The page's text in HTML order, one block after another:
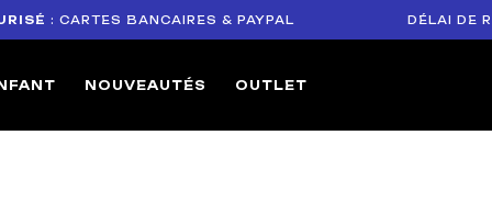
BANCAIRES & PAYPAL DÉLAI DE
NOUVEAUTÉS OUTLET